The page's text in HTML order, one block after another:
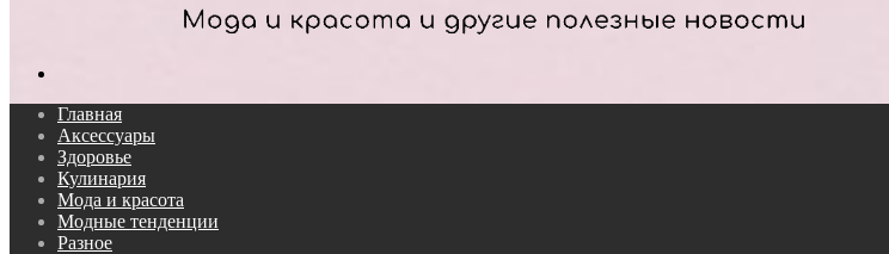
Главная
Аксессуары
Здоровье
Кулинария
Мода и красота
Модные тенденции
Разное